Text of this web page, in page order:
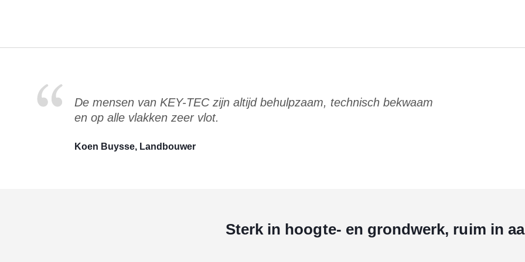
De mensen van KEY-TEC zijn altijd behulpzaam, technisch bekwaam
en op alle vlakken zeer vlot.
Koen Buysse, Landbouwer
Sterk in hoogte- en grondwerk, ruim in